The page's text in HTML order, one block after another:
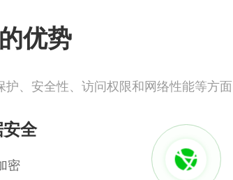
优势
、安全性、访问权限和网络性能等方面
全
密